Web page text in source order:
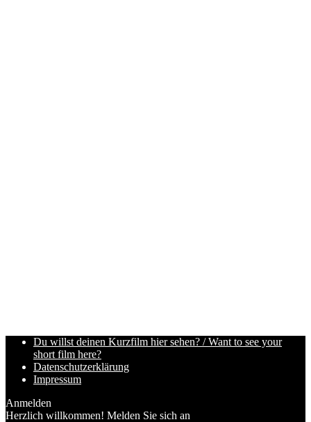
Du willst deinen Kurzfilm hier sehen? / Want to see your
short film here?
Datenschutzerklärung
Impressum
Anmelden
Herzlich willkommen! Melden Sie sich an